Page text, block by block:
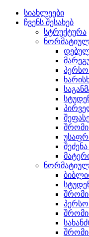
სიახლეები
ჩვენს შესახებ
სტრუქტურა